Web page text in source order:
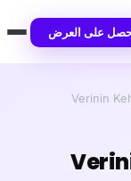
على العرض
Verinin